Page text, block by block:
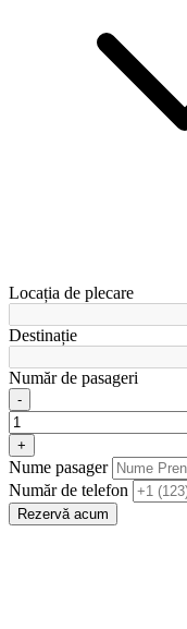
Locația de plecare
Destinație
Număr de pasageri
-
+
Nume pasager
Număr de telefon
Rezervă acum